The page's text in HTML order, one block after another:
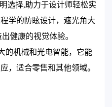
选择,助力于设计师轻松实
学的防眩设计，遮光角大
健康的视觉体验。
的机械和光电智能，它能
，适合零售和其他领域。